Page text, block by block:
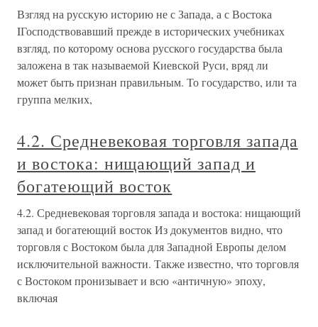
Взгляд на русскую историю не с Запада, а с Востока
IГосподствовавший прежде в исторических учебниках
взгляд, по которому основа русского государства была
заложена в так называемой Киевской Руси, вряд ли
может быть признан правильным. То государство, или та
группа мелких,
4.2. Средневековая торговля запада
и востока: нищающий запад и
богатеющий восток
4.2. Средневековая торговля запада и востока: нищающий
запад и богатеющий восток Из документов видно, что
торговля с Востоком была для Западной Европы делом
исключительной важности. Также известно, что торговля
с Востоком пронизывает и всю «античную» эпоху,
включая